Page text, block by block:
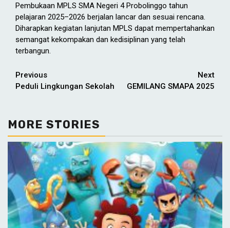
Pembukaan MPLS SMA Negeri 4 Probolinggo tahun
pelajaran 2025–2026 berjalan lancar dan sesuai rencana.
Diharapkan kegiatan lanjutan MPLS dapat mempertahankan
semangat kekompakan dan kedisiplinan yang telah
terbangun.
Continue
Reading
Previous
Peduli Lingkungan Sekolah
Next
GEMILANG SMAPA 2025
MORE STORIES